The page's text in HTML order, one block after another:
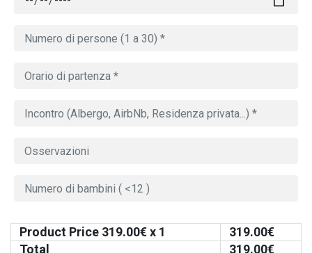
Product Price 319.00€ x 1 319.00€
Total
319.00€